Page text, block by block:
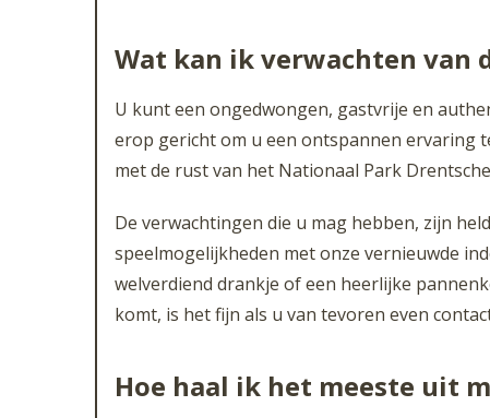
Wat kan ik verwachten van
U kunt een ongedwongen, gastvrije en
erop gericht om u een ontspannen ervaring
met de rust van het Nationaal Park
De verwachtingen die u mag hebben, zijn
speelmogelijkheden met onze vernieuwde
welverdiend drankje of een heerlijke
komt, is het fijn als u van tevoren even
Hoe haal ik het meeste uit